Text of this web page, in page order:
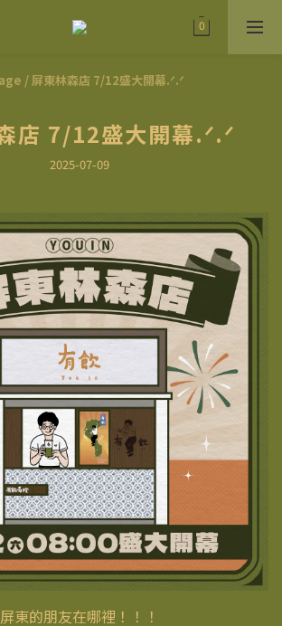
/屏東林森店 7/12盛大開幕.ᐟ.ᐟ
店 7/12盛大開幕.ᐟ.ᐟ
2025-07-09
屏東的朋友在哪裡！！！